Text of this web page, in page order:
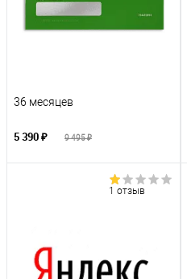
36 месяцев
5 390 ₽ 9 495 ₽
1 отзыв